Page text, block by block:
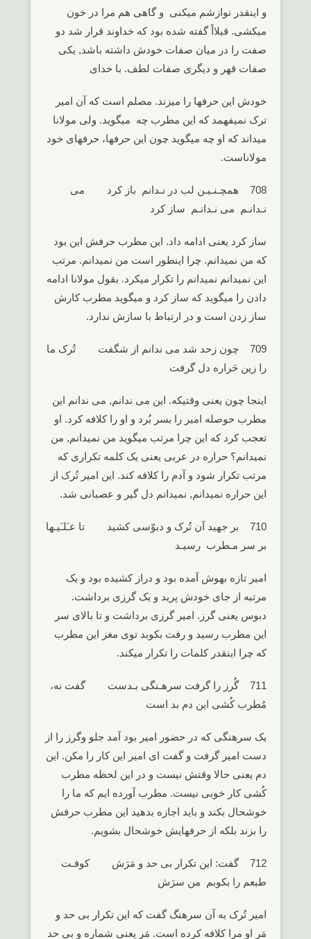
و اینقدر نوازشم میکنی و گاهی هم مرا در خون
میکشی. قبلااً گفته شده بود که خداوند قرار شد دو
صفت را در میان صفات خودش داشته باشد, یکی
صفات قهر و دیگری صفات لطف. با خدای
خودش این حرفها را میزند. مصلم است که آن امیر
ترک نمیفهمد که این مطرب چه میگوید. ولی مولانا
میداند که او چه میگوید چون این حرفها، حرفهای خود
مولاناست.
708 همچـنـیـن لب در نـدانم باز کرد می
نـدانـم می نـدانـم ساز کرد
ساز کرد یعنی ادامه داد. این مطرب حرفش این بود
که من نمیدانم. چرا اینطور است من نمیدانم. مرتب
این نمیدانم نمیدانم را تکرار میکرد. بقول مولانا ادامه
دادن را میگوید که ساز کرد و میگوید مطرب کارش
ساز زدن است و در ارتباط با سازش ندارد.
709 چون زحد شد می ندانم از شگفت تُرک ما
را زین حَراره دل گرفت
اینجا چون یعنی وقتیکه. این می ندانم, می ندانم این
مطرب حوصله امیر را بسر بُرد و او را کلافه کرد. او
تعجب کرد که این چرا مرتب میگوید من نمیدانم, من
نمیدانم؟ حراره در عربی یعنی یک کلمه تکراری که
مرتب تکرار شود و آدم را کلافه کند. این امیر تُرک از
این حراره نمیدانم, نمیدانم دل گیر و عصبانی شد.
710 بر جهید آن تُرک و دبوّسی کشید تا عـَلـَیـها
بر سر مـطرب رسیـد
امیر تازه بهوش آمده بود و دراز کشیده بود و یک
مرتبه از جای خودش پرید و یک گرزی برداشت.
دبوس یعنی گرز. امیر گرزی برداشت و تا بالای سر
این مطرب رسید و رفت بکوبد توی مغز این مطرب
که چرا اینقدر کلمات را تکرار میکند.
711 گُرز را گرفت سرهـنگی بـدست گفت نه،
مُطرب کُشی این دم بد است
یک سرهنگی که در حضور امیر بود آمد جلو وگرز را از
دست امیر گرفت و گفت ای امیر این کار را مکن. این
دم یعنی حالا وقتش نیست و در این لحظه مطرب
کُشی کار خوبی نیست. مطرب آورده ایم که ما را
خوشحال بکند و باید اجازه بدهید این مطرب حرفش
را بزند بلکه از حرفهایش خوشحال بشویم.
712 گفت: این تکرار بی حد و مَرَش کوفـت
طبعم را بکوبم من سرَش
امیر تُرک به آن سرهنگ گفت که این تکرار بی حد و
مَر او مرا کلافه کرده است. مَر یعنی شماره و بی حد